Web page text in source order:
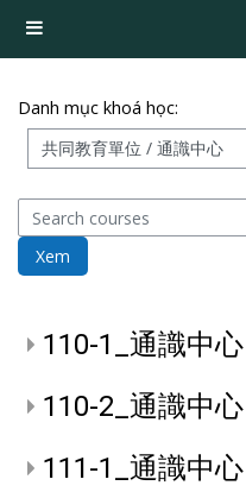
Bảng điều khiển cạnh
Danh mục khoá học:
Search courses
Xem
110-1_通識中心
110-2_通識中心
111-1_通識中心